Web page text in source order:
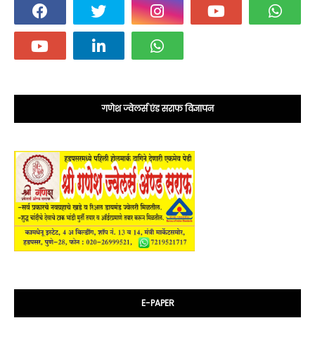
गणेश ज्वेलर्स एंड सराफ विज्ञापन
E-PAPER